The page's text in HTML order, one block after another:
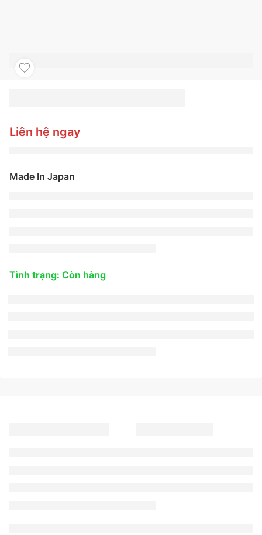
265/55R20 113V
AT30TRG (J)
Liên hệ ngay
Made In Japan
Tình trạng: Còn hàng